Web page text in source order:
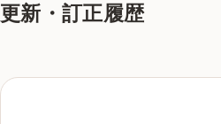
更新・訂正履歴